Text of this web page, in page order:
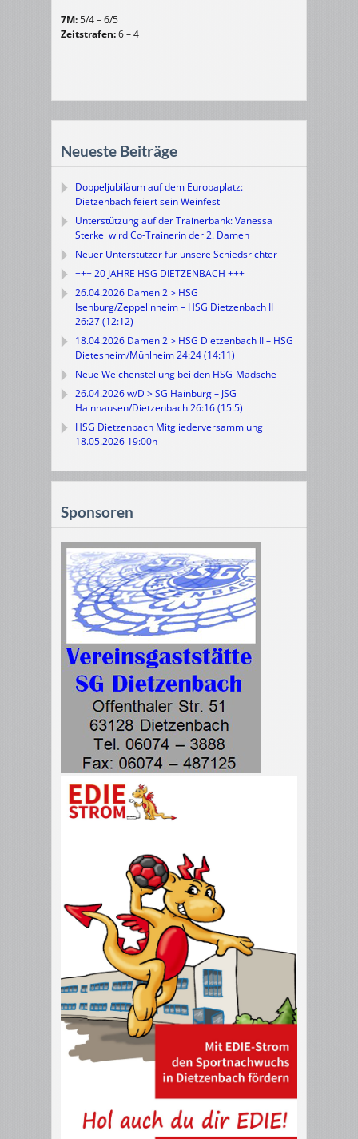
7M:5/4 – 6/5
Zeitstrafen:6 – 4
Neueste Beiträge
Doppeljubiläum auf dem Europaplatz:
Dietzenbach feiert sein Weinfest
Unterstützung auf der Trainerbank: Vanessa
Sterkel wird Co-Trainerin der 2. Damen
Neuer Unterstützer für unsere Schiedsrichter
+++ 20 JAHRE HSG DIETZENBACH +++
26.04.2026 Damen 2 > HSG
Isenburg/Zeppelinheim – HSG Dietzenbach II
26:27 (12:12)
18.04.2026 Damen 2 > HSG Dietzenbach II – HSG
Dietesheim/Mühlheim 24:24 (14:11)
Neue Weichenstellung bei den HSG-Mädsche
26.04.2026 w/D > SG Hainburg – JSG
Hainhausen/Dietzenbach 26:16 (15:5)
HSG Dietzenbach Mitgliederversammlung
18.05.2026 19:00h
Sponsoren